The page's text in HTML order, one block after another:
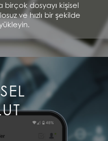
dosyayı kişisel
ve hızlı bir şekilde